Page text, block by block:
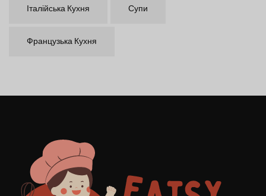
Італійська Кухня Супи
Французька Кухня